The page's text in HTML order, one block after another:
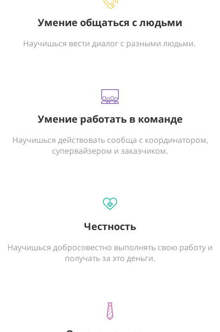
Умение общаться с людьми
Научишься вести диалог с разными людьми.
Умение работать в команде
Научишься действовать сообща с координатором,
супервайзером и заказчиком.
Честность
Научишься добросовестно выполнять свою работу и
получать за это деньги.